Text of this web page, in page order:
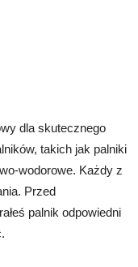
dla skutecznego
takich jak palniki
wodorowe. Każdy z
Przed
palnik odpowiedni